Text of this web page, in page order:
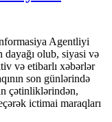
Agentliyi
dayağı olub, siyasi və
və etibarlı xəbərlər
son günlərində
çətinliklərindən,
ictimai maraqları